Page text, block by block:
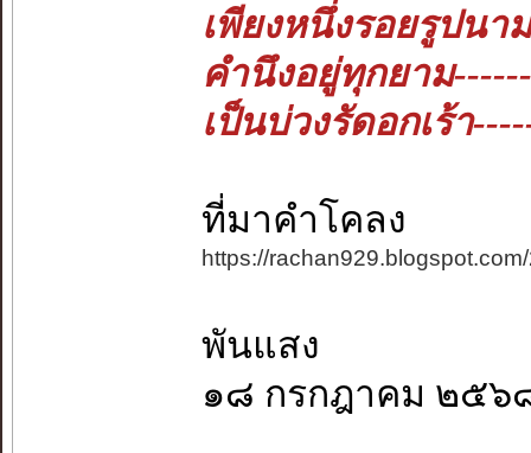
เพียงหนึ่งรอยรูปนา
คำนึงอยู่ทุกยาม
เป็นบ่วงรัดอกเร้า
ที่มาคำโคลง
https://
พันแสง
๑๘ กรกฎาคม ๒๕๖